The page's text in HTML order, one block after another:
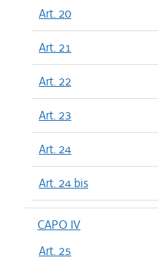
Art. 20
Art. 21
Art. 22
Art. 23
Art. 24
Art. 24 bis
CAPO IV
Art. 25